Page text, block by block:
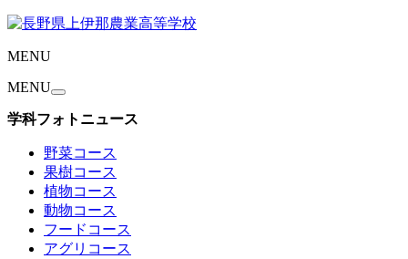
MENU
MENU
学科フォトニュース
野菜コース
果樹コース
植物コース
動物コース
フードコース
アグリコース